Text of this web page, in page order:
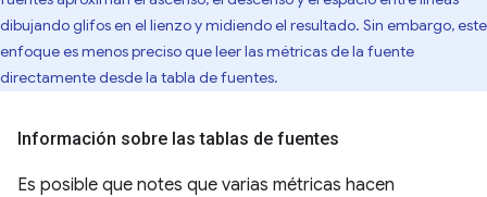
dibujando glifos en el lienzo y midiendo el resultado. Sin embargo, este
enfoque es menos preciso que leer las métricas de la fuente
directamente desde la tabla de fuentes.
Información sobre las tablas de fuentes
Es posible que notes que varias métricas hacen